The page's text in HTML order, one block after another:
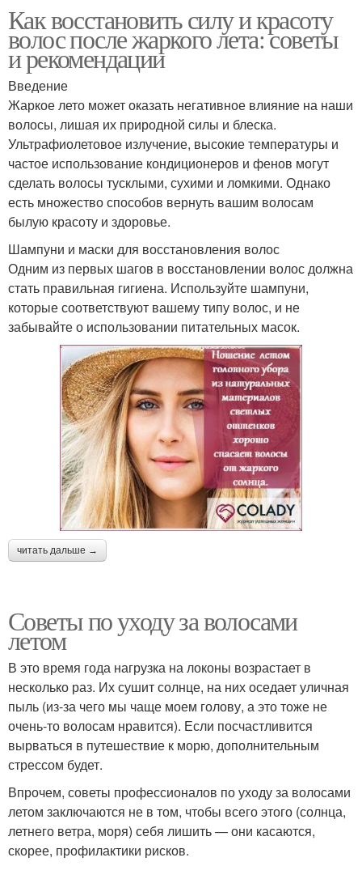
Как восстановить силу и красоту
волос после жаркого лета: советы
и рекомендации
Введение
Жаркое лето может оказать негативное влияние на наши
волосы, лишая их природной силы и блеска.
Ультрафиолетовое излучение, высокие температуры и
частое использование кондиционеров и фенов могут
сделать волосы тусклыми, сухими и ломкими. Однако
есть множество способов вернуть вашим волосам
былую красоту и здоровье.
Шампуни и маски для восстановления волос
Одним из первых шагов в восстановлении волос должна
стать правильная гигиена. Используйте шампуни,
которые соответствуют вашему типу волос, и не
забывайте о использовании питательных масок.
читать дальше →
Советы по уходу за волосами
летом
В это время года нагрузка на локоны возрастает в
несколько раз. Их сушит солнце, на них оседает уличная
пыль (из-за чего мы чаще моем голову, а это тоже не
очень-то волосам нравится). Если посчастливится
вырваться в путешествие к морю, дополнительным
стрессом будет.
Впрочем, советы профессионалов по уходу за волосами
летом заключаются не в том, чтобы всего этого (солнца,
летнего ветра, моря) себя лишить — они касаются,
скорее, профилактики рисков.